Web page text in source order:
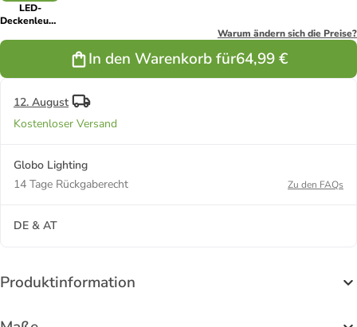
LED-
Deckenleuchte
Warum ändern sich die Preise?
In den Warenkorb für64,99 €
12. August
Kostenloser Versand
Globo Lighting
14 Tage Rückgaberecht
Zu den FAQs
DE & AT
Produktinformation